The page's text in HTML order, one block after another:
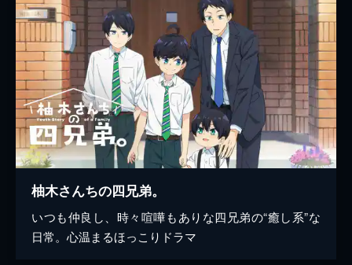
柚木さんちの四兄弟。
いつも仲良し、時々喧嘩もありな四兄弟の“癒し系”な
日常。心温まるほっこりドラマ